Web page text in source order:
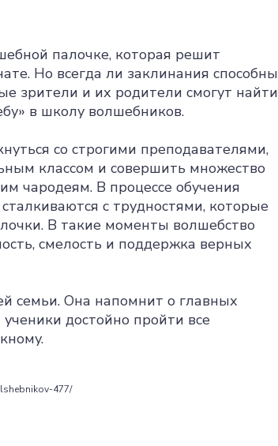
палочке, которая решит
Но всегда ли заклинания способны
зрители и их родители смогут найти
в школу волшебников.
со строгими преподавателями,
классом и совершить множество
чародеям. В процессе обучения
с трудностями, которые
В такие моменты волшебство
смелость и поддержка верных
семьи. Она напомнит о главных
достойно пройти все
477/